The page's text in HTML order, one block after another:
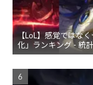
【LoL】感覚ではな
化」ランキング - 統